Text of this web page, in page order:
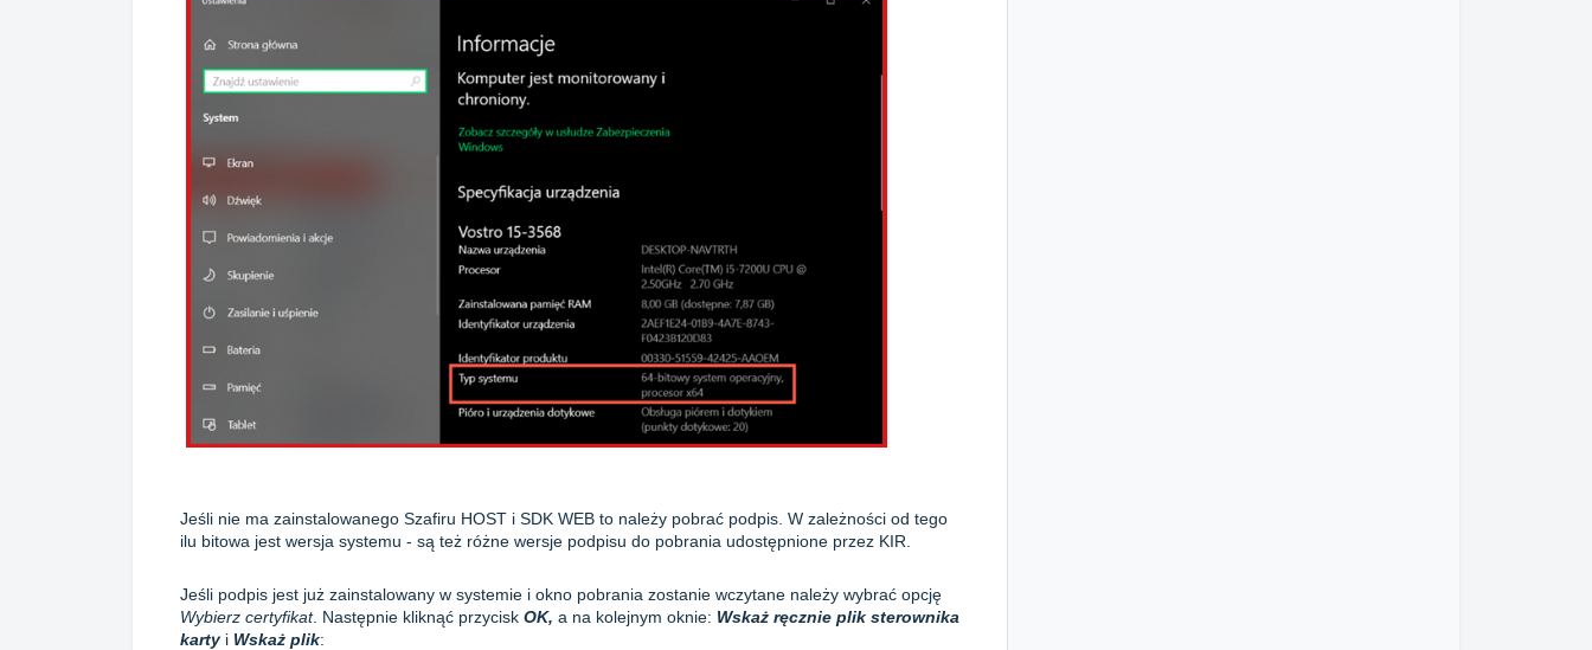
Jeśli nie ma zainstalowanego Szafiru HOST i SDK WEB to należy pobrać podpis. W zależności od tego
ilu bitowa jest wersja systemu - są też różne wersje podpisu do pobrania udostępnione przez KIR.
Jeśli podpis jest już zainstalowany w systemie i okno pobrania zostanie wczytane należy wybrać opcję
Wybierz certyfikat. Następnie kliknąć przycisk OK, a na kolejnym oknie: Wskaż ręcznie plik sterownika
kartyi Wskaż plik: